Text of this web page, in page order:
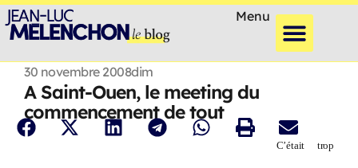
Menu
30 novembre 2008dim
A Saint-Ouen, le meeting du
commencement de tout
C’était trop